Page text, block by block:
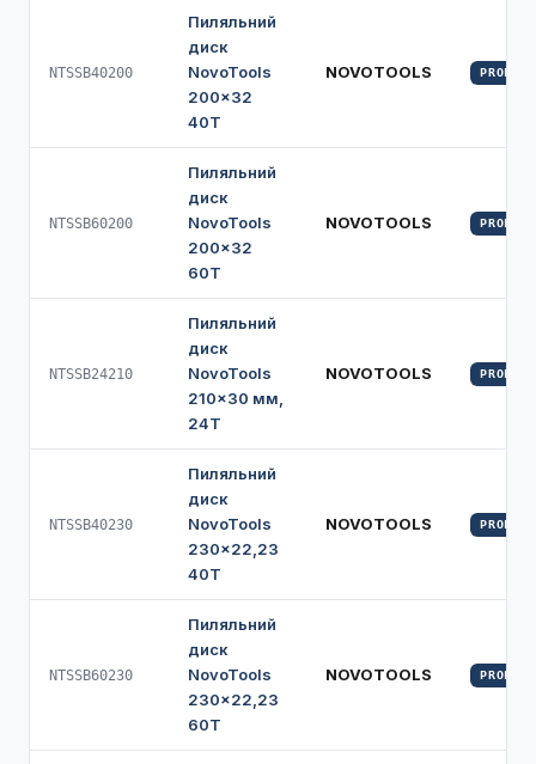
NTSSB40200
Пиляльний
диск
NovoTools
200×32
40Т
NOVOTOOLS PROFI
NTSSB60200
Пиляльний
диск
NovoTools
200×32
60Т
NOVOTOOLS PROFI
NTSSB24210
Пиляльний
диск
NovoTools
210×30 мм,
24Т
NOVOTOOLS PROFI
NTSSB40230
Пиляльний
диск
NovoTools
230×22,23
40Т
NOVOTOOLS PROFI
NTSSB60230
Пиляльний
диск
NovoTools
230×22,23
60Т
NOVOTOOLS PROFI